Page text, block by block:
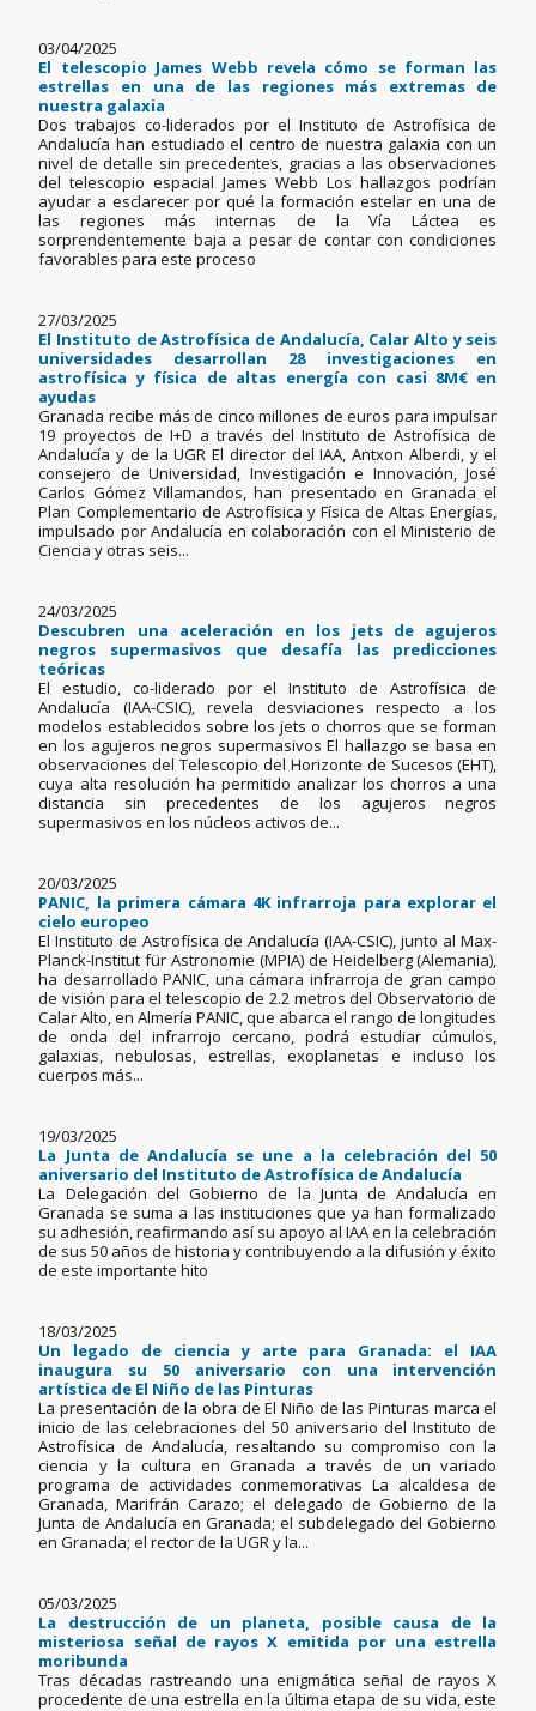
03/04/2025
El telescopio James Webb revela cómo se forman las
estrellas en una de las regiones más extremas de
nuestra galaxia
Dos trabajos co-liderados por el Instituto de Astrofísica de
Andalucía han estudiado el centro de nuestra galaxia con un
nivel de detalle sin precedentes, gracias a las observaciones
del telescopio espacial James Webb Los hallazgos podrían
ayudar a esclarecer por qué la formación estelar en una de
las regiones más internas de la Vía Láctea es
sorprendentemente baja a pesar de contar con condiciones
favorables para este proceso
27/03/2025
El Instituto de Astrofísica de Andalucía, Calar Alto y seis
universidades desarrollan 28 investigaciones en
astrofísica y física de altas energía con casi 8M€ en
ayudas
Granada recibe más de cinco millones de euros para impulsar
19 proyectos de I+D a través del Instituto de Astrofísica de
Andalucía y de la UGR El director del IAA, Antxon Alberdi, y el
consejero de Universidad, Investigación e Innovación, José
Carlos Gómez Villamandos, han presentado en Granada el
Plan Complementario de Astrofísica y Física de Altas Energías,
impulsado por Andalucía en colaboración con el Ministerio de
Ciencia y otras seis...
24/03/2025
Descubren una aceleración en los jets de agujeros
negros supermasivos que desafía las predicciones
teóricas
El estudio, co-liderado por el Instituto de Astrofísica de
Andalucía (IAA-CSIC), revela desviaciones respecto a los
modelos establecidos sobre los jets o chorros que se forman
en los agujeros negros supermasivos El hallazgo se basa en
observaciones del Telescopio del Horizonte de Sucesos (EHT),
cuya alta resolución ha permitido analizar los chorros a una
distancia sin precedentes de los agujeros negros
supermasivos en los núcleos activos de...
20/03/2025
PANIC, la primera cámara 4K infrarroja para explorar el
cielo europeo
El Instituto de Astrofísica de Andalucía (IAA-CSIC), junto al Max-
Planck-Institut für Astronomie (MPIA) de Heidelberg (Alemania),
ha desarrollado PANIC, una cámara infrarroja de gran campo
de visión para el telescopio de 2.2 metros del Observatorio de
Calar Alto, en Almería PANIC, que abarca el rango de longitudes
de onda del infrarrojo cercano, podrá estudiar cúmulos,
galaxias, nebulosas, estrellas, exoplanetas e incluso los
cuerpos más...
19/03/2025
La Junta de Andalucía se une a la celebración del 50
aniversario del Instituto de Astrofísica de Andalucía
La Delegación del Gobierno de la Junta de Andalucía en
Granada se suma a las instituciones que ya han formalizado
su adhesión, reafirmando así su apoyo al IAA en la celebración
de sus 50 años de historia y contribuyendo a la difusión y éxito
de este importante hito
18/03/2025
Un legado de ciencia y arte para Granada: el IAA
inaugura su 50 aniversario con una intervención
artística de El Niño de las Pinturas
La presentación de la obra de El Niño de las Pinturas marca el
inicio de las celebraciones del 50 aniversario del Instituto de
Astrofísica de Andalucía, resaltando su compromiso con la
ciencia y la cultura en Granada a través de un variado
programa de actividades conmemorativas La alcaldesa de
Granada, Marifrán Carazo; el delegado de Gobierno de la
Junta de Andalucía en Granada; el subdelegado del Gobierno
en Granada; el rector de la UGR y la...
05/03/2025
La destrucción de un planeta, posible causa de la
misteriosa señal de rayos X emitida por una estrella
moribunda
Tras décadas rastreando una enigmática señal de rayos X
procedente de una estrella en la última etapa de su vida, este